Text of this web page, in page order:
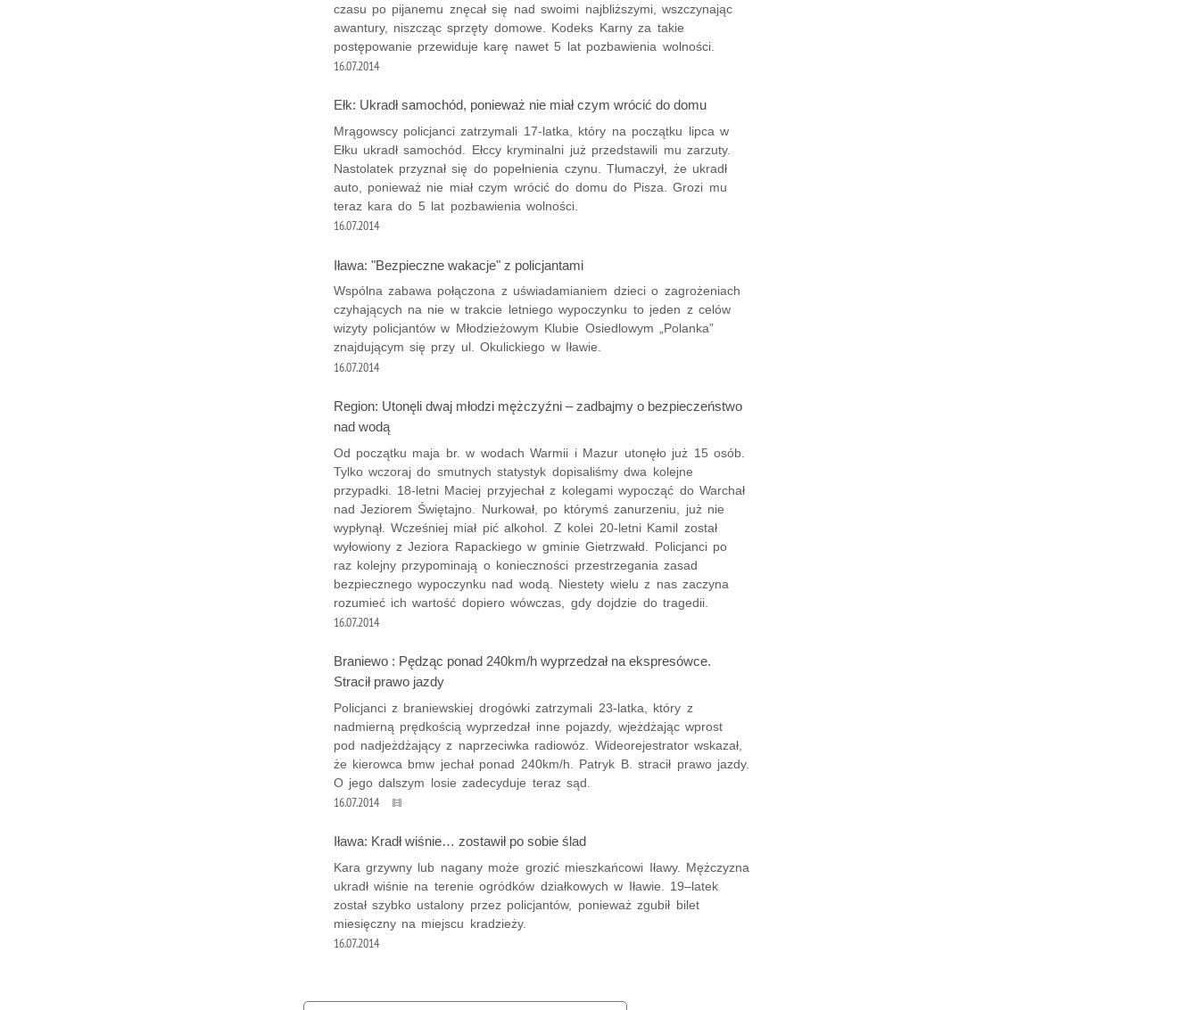
czasu po pijanemu znęcał się nad swoimi najbliższymi, wszczynając
awantury, niszcząc sprzęty domowe. Kodeks Karny za takie
postępowanie przewiduje karę nawet 5 lat pozbawienia wolności.
16.07.2014
Ełk: Ukradł samochód, ponieważ nie miał czym wrócić do domu
Mrągowscy policjanci zatrzymali 17-latka, który na początku lipca w
Ełku ukradł samochód. Ełccy kryminalni już przedstawili mu zarzuty.
Nastolatek przyznał się do popełnienia czynu. Tłumaczył, że ukradł
auto, ponieważ nie miał czym wrócić do domu do Pisza. Grozi mu
teraz kara do 5 lat pozbawienia wolności.
16.07.2014
Iława: "Bezpieczne wakacje" z policjantami
Wspólna zabawa połączona z uświadamianiem dzieci o zagrożeniach
czyhających na nie w trakcie letniego wypoczynku to jeden z celów
wizyty policjantów w Młodzieżowym Klubie Osiedlowym „Polanka”
znajdującym się przy ul. Okulickiego w Iławie.
16.07.2014
Region: Utonęli dwaj młodzi mężczyźni – zadbajmy o bezpieczeństwo
nad wodą
Od początku maja br. w wodach Warmii i Mazur utonęło już 15 osób.
Tylko wczoraj do smutnych statystyk dopisaliśmy dwa kolejne
przypadki. 18-letni Maciej przyjechał z kolegami wypocząć do Warchał
nad Jeziorem Świętajno. Nurkował, po którymś zanurzeniu, już nie
wypłynął. Wcześniej miał pić alkohol. Z kolei 20-letni Kamil został
wyłowiony z Jeziora Rapackiego w gminie Gietrzwałd. Policjanci po
raz kolejny przypominają o konieczności przestrzegania zasad
bezpiecznego wypoczynku nad wodą. Niestety wielu z nas zaczyna
rozumieć ich wartość dopiero wówczas, gdy dojdzie do tragedii.
16.07.2014
Braniewo : Pędząc ponad 240km/h wyprzedzał na ekspresówce.
Stracił prawo jazdy
Policjanci z braniewskiej drogówki zatrzymali 23-latka, który z
nadmierną prędkością wyprzedzał inne pojazdy, wjeżdżając wprost
pod nadjeżdżający z naprzeciwka radiowóz. Wideorejestrator wskazał,
że kierowca bmw jechał ponad 240km/h. Patryk B. stracił prawo jazdy.
O jego dalszym losie zadecyduje teraz sąd.
16.07.2014
Iława: Kradł wiśnie… zostawił po sobie ślad
Kara grzywny lub nagany może grozić mieszkańcowi Iławy. Mężczyzna
ukradł wiśnie na terenie ogródków działkowych w Iławie. 19–latek
został szybko ustalony przez policjantów, ponieważ zgubił bilet
miesięczny na miejscu kradzieży.
16.07.2014